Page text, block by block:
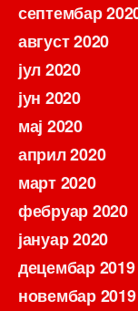
септембар
август 2020
јул 2020
јун 2020
мај 2020
април 2020
март 2020
фебруар 2020
јануар 2020
децембар 2019
новембар 2019